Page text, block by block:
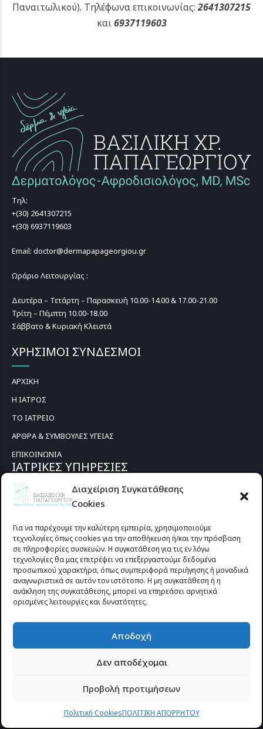
Διαχείριση Συγκατάθεσης
Cookies
Για να παρέχουμε την καλύτερη εμπειρία, χρησιμοποιούμε
τεχνολογίες όπως cookies για την αποθήκευση ή/και την πρόσβαση
σε πληροφορίες συσκευών. Η συγκατάθεση για τις εν λόγω
τεχνολογίες θα μας επιτρέψει να επεξεργαστούμε δεδομένα
προσωπικού χαρακτήρα, όπως συμπεριφορά περιήγησης ή μοναδικά
αναγνωριστικά σε αυτόν τον ιστότοπο. Η μη συγκατάθεση ή η
ανάκληση της συγκατάθεσης, μπορεί να επηρεάσει αρνητικά
ορισμένες λειτουργίες και δυνατότητες.
Αποδοχή
Δεν αποδέχομαι
Προβολή προτιμήσεων
Πολιτική CookiesΠΟΛΙΤΙΚΗ ΑΠΟΡΡΗΤΟΥ
Παναιτωλικού). Τηλέφωνα επικοινωνίας:2641307215
και6937119603
Τηλ:
+(30) 2641307215
+(30) 6937119603
Email: doctor@dermapapageorgiou.gr
Ωράριο Λειτουργίας :
Δευτέρα – Τετάρτη – Παρασκευή 10.00-14.00 & 17.00-21.00
Τρίτη – Πέμπτη 10.00-18.00
Σάββατο & Κυριακή Κλειστά
ΧΡΗΣΙΜΟΙ ΣΥΝΔΕΣΜΟΙ
ΑΡΧΙΚΗ
Η ΙΑΤΡΟΣ
ΤΟ ΙΑΤΡΕΙΟ
ΑΡΘΡΑ & ΣΥΜΒΟΥΛΕΣ ΥΓΕΙΑΣ
ΕΠΙΚΟΙΝΩΝΙΑ
ΙΑΤΡΙΚΕΣ ΥΠΗΡΕΣΙΕΣ
ΚΛΙΝΙΚΗ ΔΕΡΜΑΤΟΛΟΓΙΑ
ΕΠΕΜΒΑΤΙΚΗ ΔΕΡΜΑΤΟΛΟΓΙΑ
ΠΑΘΟΛΟΓΙΑ ΚΑΙ ΧΕΙΡΟΥΡΓΙΚΗ ΟΝΥΧΩΝ
ΟΛΕΣ ΟΙ ΥΠΗΡΕΣΙΕΣ
Που Βρισκόμαστε